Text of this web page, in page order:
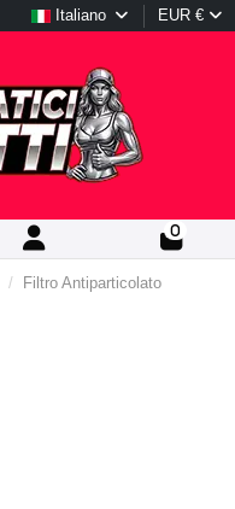
Italiano EUR €
0
Filtro Antiparticolato